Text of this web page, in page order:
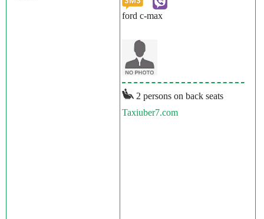
ford c-max
2 persons on back seats
Taxiuber7.com